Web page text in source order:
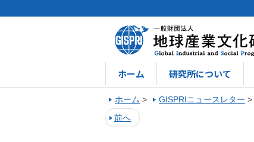
ホーム 研究所について
ホーム > GISPRIニュースレター >
前へ